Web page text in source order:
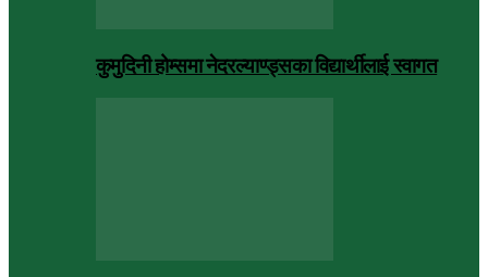
कुमुदिनी होम्समा नेदरल्याण्ड्सका विद्यार्थीलाई स्वागत